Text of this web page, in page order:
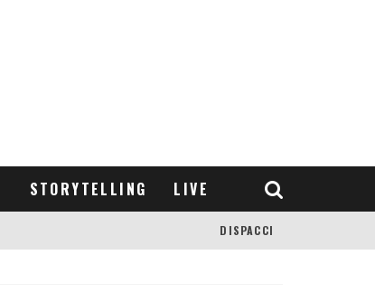
STORYTELLING LIVE
DISPACCI